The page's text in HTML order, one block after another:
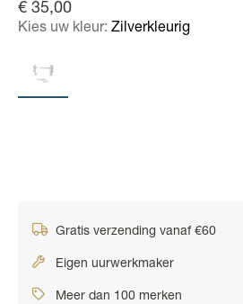
€ 35,00
Kies uw kleur: Zilverkleurig
Gratis verzending vanaf €60
Eigen uurwerkmaker
Meer dan 100 merken